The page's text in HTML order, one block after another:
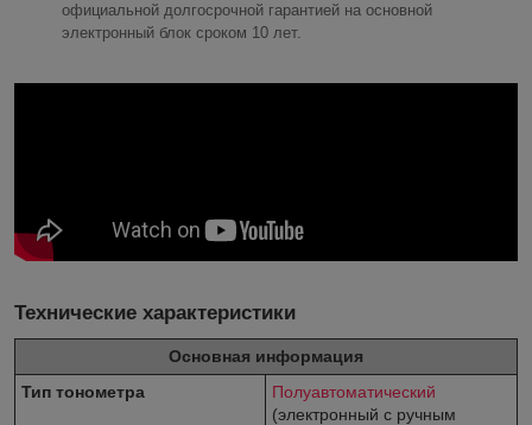
официальной долгосрочной гарантией на основной
электронный блок сроком 10 лет.
Технические характеристики
Основная информация
Тип тонометра
Полуавтоматический
(электронный с ручным